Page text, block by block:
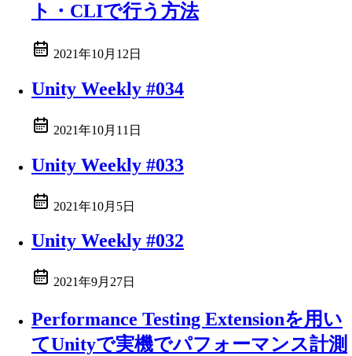
ト・CLIで行う方法
2021年10月12日
Unity Weekly #034
2021年10月11日
Unity Weekly #033
2021年10月5日
Unity Weekly #032
2021年9月27日
Performance Testing Extensionを用い
てUnityで実機でパフォーマンス計測